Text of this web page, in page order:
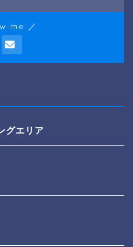
me ／
グエリア